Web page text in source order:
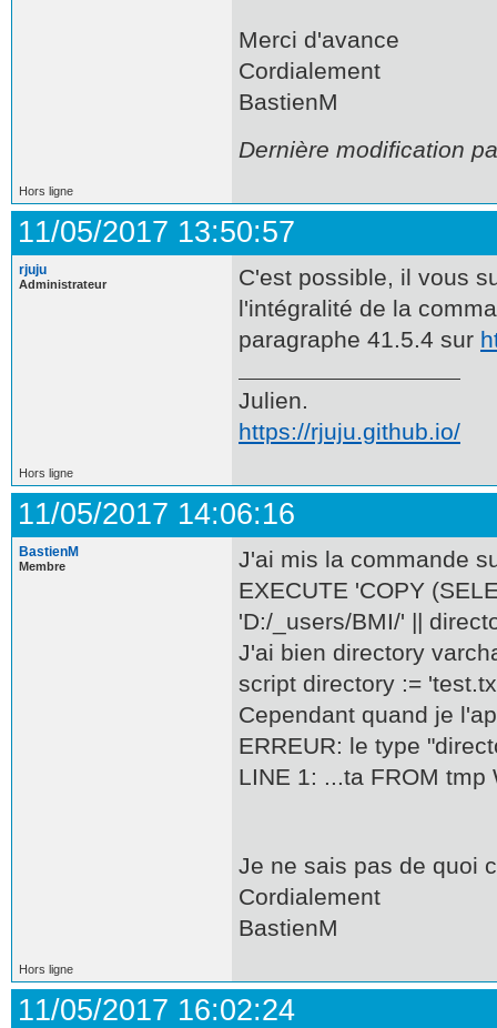
Merci d'avance
Cordialement
BastienM
Dernière modification
Hors ligne
11/05/2017 13:50:57
rjuju
Administrateur
C'est possible, il vous
l'intégralité de la
paragraphe 41.5.4 sur
Julien.
https://rjuju.github.io/
Hors ligne
11/05/2017 14:06:16
BastienM
Membre
J'ai mis la commande
EXECUTE 'COPY
'D:/_users/BMI/' ||
J'ai bien directory
script directory :=
Cependant quand je
ERREUR: le type
LINE 1: ...ta FROM tmp
Je ne sais pas de quoi
Cordialement
BastienM
Hors ligne
11/05/2017 16:02:24